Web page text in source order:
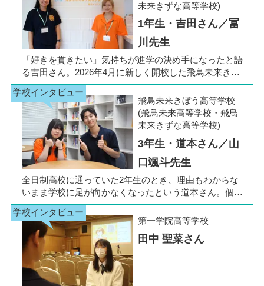
未来きずな高等学校)
1年生・吉田さん／冨
川先生
「好きを貫きたい」気持ちが進学の決め手になったと語
る吉田さん。2026年4月に新しく開校した飛鳥未来きぼ
う高等学校 柏キャンパスの1年生です。彼女は中学3年
生の公立入試直前に「自分らしく過ごしながら夢に近づ
ける環境を選びたい」と思い、進路変更を決意しまし
た。今回は吉田さん、同キャンパスの冨川先生に、通信
制高校の学校生活の様子や雰囲気、行事について語って
いただきました。お互いの話からは、日々の何気ない会
話や行事を通じて育まれた、先生と生徒の温かな信頼関
係もうかがえました。
飛鳥未来きぼう高等学校
(飛鳥未来高等学校・飛鳥
未来きずな高等学校)
3年生・道本さん／山
口颯斗先生
全日制高校に通っていた2年生のとき、理由もわからな
いまま学校に足が向かなくなったという道本さん。個別
相談会で感じた先生の「温かさ」を決め手に、飛鳥未来
きぼう高等学校の町田キャンパスへの転入を選びまし
た。現在は同校に3年生として在籍しながら、オープン
キャンパスでは未来の後輩たちのサポート役「キャス
ト」として活躍しています。同校の山口颯斗先生ととも
に、通信制ならではの人との関わりや、自分らしく過ご
せる学校生活について語ってくれました。
第一学院高等学校
田中 聖菜さん